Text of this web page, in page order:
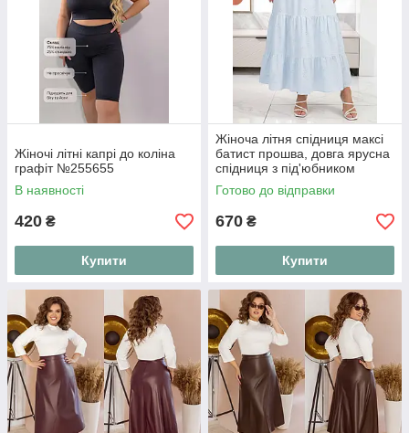
Жіночі літні капрі до коліна
графіт №255655
В наявності
420 ₴
Купити
Жіноча літня спідниця максі
батист прошва, довга ярусна
спідниця з під'юбником
норма і батал, вільна
бавовняна спідниця в підлогу
Готово до відправки
670 ₴
Купити